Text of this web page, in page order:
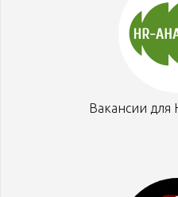
Вакансии для